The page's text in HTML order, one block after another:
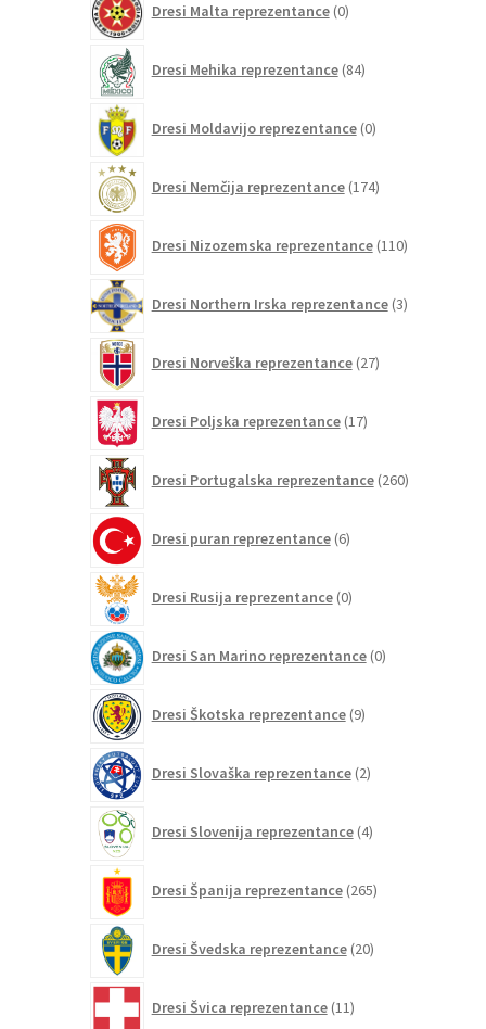
Dresi Malta reprezentance 0izdelkov
Dresi Mehika reprezentance 84izdelkov
Dresi Moldavijo reprezentance 0izdelkov
Dresi Nemčija reprezentance 174izdelkov
Dresi Nizozemska reprezentance 110izdelkov
Dresi Northern Irska reprezentance 3izdelki
Dresi Norveška reprezentance 27izdelkov
Dresi Poljska reprezentance 17izdelkov
Dresi Portugalska reprezentance 260izdelkov
Dresi puran reprezentance 6izdelkov
Dresi Rusija reprezentance 0izdelkov
Dresi San Marino reprezentance 0izdelkov
Dresi Škotska reprezentance 9izdelkov
Dresi Slovaška reprezentance 2izdelka
Dresi Slovenija reprezentance 4izdelki
Dresi Španija reprezentance 265izdelkov
Dresi Švedska reprezentance 20izdelkov
Dresi Švica reprezentance 11izdelkov